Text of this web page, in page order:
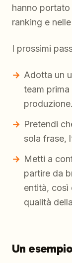
hanno
ranking e
I prossimi
Adotta un
team
produzione.
Pretendi
sola frase,
Metti a
partire da
entità, così
qualità
Un